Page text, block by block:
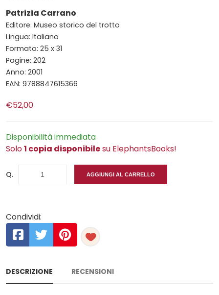
Patrizia Carrano
Editore: Museo storico del trotto
Lingua: Italiano
Formato: 25 x 31
Pagine: 202
Anno: 2001
EAN: 9788847615366
€52,00
Disponibilità immediata
Solo1 copia disponibilesu ElephantsBooks!
Q. AGGIUNGI AL CARRELLO
Condividi:
DESCRIZIONE RECENSIONI